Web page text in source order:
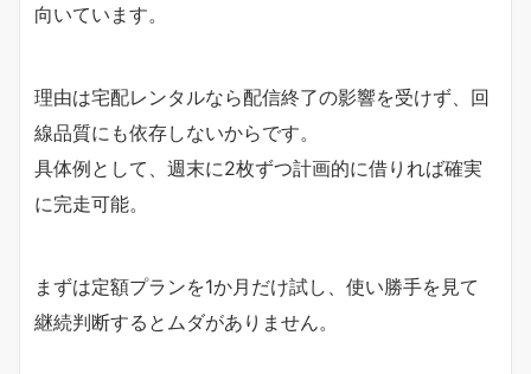
向いています。
理由は宅配レンタルなら配信終了の影響を受けず、回
線品質にも依存しないからです。
具体例として、週末に2枚ずつ計画的に借りれば確実
に完走可能。
まずは定額プランを1か月だけ試し、使い勝手を見て
継続判断するとムダがありません。